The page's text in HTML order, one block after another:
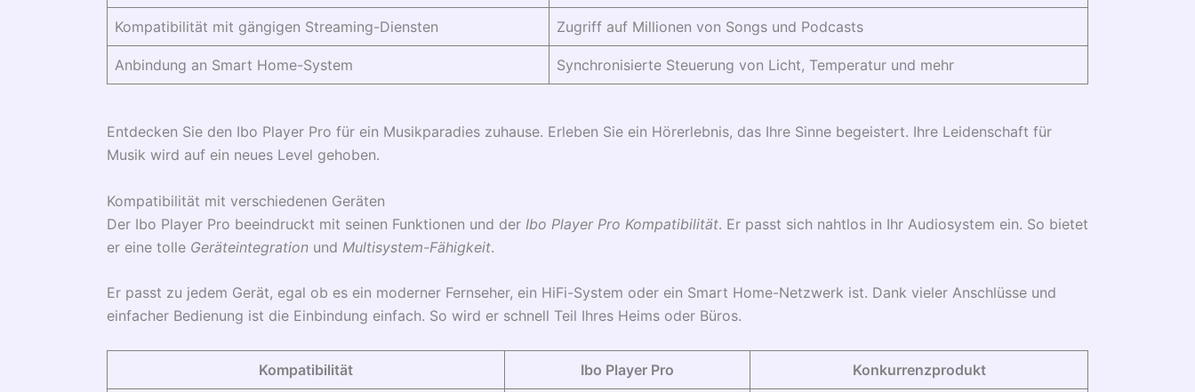
Kompatibilität mit gängigen Streaming-Diensten Zugriff auf Millionen von Songs und Podcasts
Anbindung an Smart Home-System Synchronisierte Steuerung von Licht, Temperatur und mehr
Entdecken Sie den Ibo Player Pro für ein Musikparadies zuhause. Erleben Sie ein Hörerlebnis, das Ihre Sinne begeistert. Ihre Leidenschaft für
Musik wird auf ein neues Level gehoben.
Kompatibilität mit verschiedenen Geräten
Der Ibo Player Pro beeindruckt mit seinen Funktionen und der Ibo Player Pro Kompatibilität. Er passt sich nahtlos in Ihr Audiosystem ein. So bietet
er eine tolle Geräteintegration und Multisystem-Fähigkeit.
Er passt zu jedem Gerät, egal ob es ein moderner Fernseher, ein HiFi-System oder ein Smart Home-Netzwerk ist. Dank vieler Anschlüsse und
einfacher Bedienung ist die Einbindung einfach. So wird er schnell Teil Ihres Heims oder Büros.
Kompatibilität Ibo Player Pro Konkurrenzprodukt